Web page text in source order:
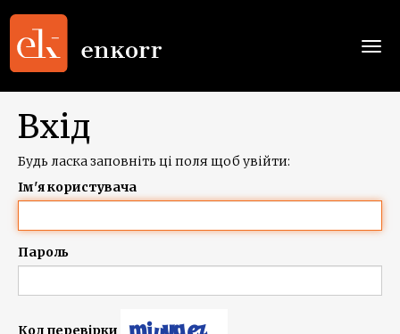
Вхід
Будь ласка заповніть ці поля щоб увійти:
Ім'я користувача
Пароль
Код перевірки